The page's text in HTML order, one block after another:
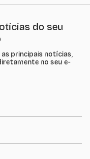
do seu
principais notícias,
no seu e-